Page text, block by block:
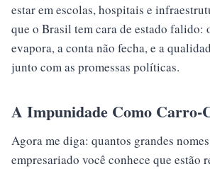
estar em escolas, hospitais e
que o Brasil tem cara de estado
evapora, a conta não fecha, e a
junto com as promessas políticas.
A Impunidade Como Carro-
Agora me diga: quantos grandes
empresariado você conhece que estão